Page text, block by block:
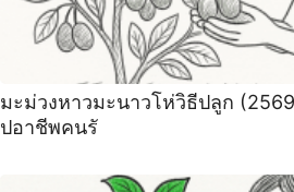
มะม่วงหาวมะนาวโห่วิธีปลูก
ปอาชีพคนรั